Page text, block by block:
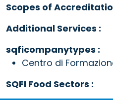
Scopes of
Additional Services :
sqficompanytypes :
Centro di
SQFI Food Sectors :